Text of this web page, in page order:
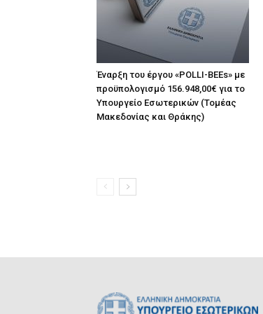
Έναρξη του έργου «POLLI-BEEs» με
προϋπολογισμό 156.948,00€ για το
Υπουργείο Εσωτερικών (Τομέας
Μακεδονίας και Θράκης)